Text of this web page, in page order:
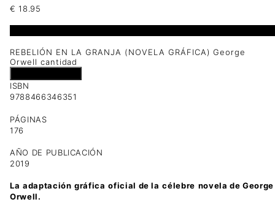
€ 18.95
REBELIÓN EN LA GRANJA (NOVELA GRÁFICA) George
Orwell cantidad
ISBN
9788466346351
PÁGINAS
176
AÑO DE PUBLICACIÓN
2019
La adaptación gráfica oficial de la célebre novela de George
Orwell.